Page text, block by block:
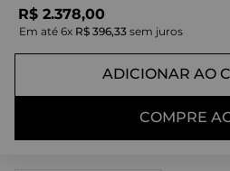
R$ 2.378,00
Em até 6x R$ 396,33 sem juros
ADICIONAR AO
COMPRE